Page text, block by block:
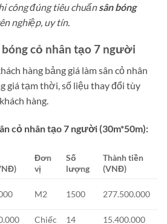
công đúng tiêu chuẩn sân bóng
nghiệp, uy tín.
cỏ nhân tạo 7 người
hàng bảng giá làm sân cỏ nhân
giá tạm thời, số liệu thay đổi tùy
hàng.
cỏ nhân tạo 7 người (30m*50m):
Đơn
vị
Số
lượng
Thành tiền
(VNĐ)
M2 1500 277.500.000
Chiếc 14
15.400.000